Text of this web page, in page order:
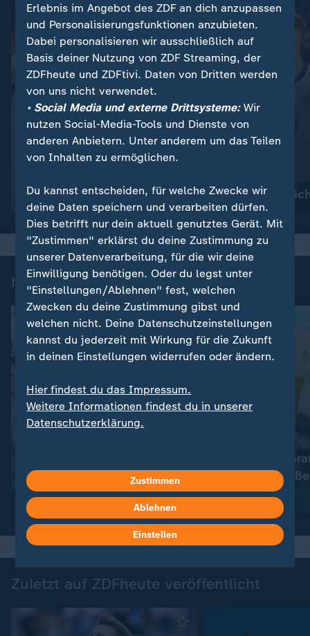
Schland in Sicht! Kapitän
heute-Nachrichten: Einzelbeiträge
So wird das Wetter
Video1:11
Immer mehr
müssen
Video1:33
Zuletzt auf ZDFheute veröffentlicht
Erlebnis im Angebot des ZDF an dich anzupassen
und Personalisierungsfunktionen anzubieten.
Dabei personalisieren wir ausschließlich auf
Basis deiner Nutzung von ZDF Streaming, der
ZDFheute und ZDFtivi. Daten von Dritten werden
von uns nicht verwendet.
• Social Media und externe Drittsysteme:Wir
nutzen Social-Media-Tools und Dienste von
anderen Anbietern. Unter anderem um das Teilen
von Inhalten zu ermöglichen.
Du kannst entscheiden, für welche Zwecke wir
deine Daten speichern und verarbeiten dürfen.
Dies betrifft nur dein aktuell genutztes Gerät. Mit
"Zustimmen" erklärst du deine Zustimmung zu
unserer Datenverarbeitung, für die wir deine
Einwilligung benötigen. Oder du legst unter
"Einstellungen/Ablehnen" fest, welchen
Zwecken du deine Zustimmung gibst und
welchen nicht. Deine Datenschutzeinstellungen
kannst du jederzeit mit Wirkung für die Zukunft
in deinen Einstellungen widerrufen oder ändern.
Hier findest du das Impressum.
Weitere Informationen findest du in unserer
Datenschutzerklärung.
Zustimmen
Ablehnen
Einstellen